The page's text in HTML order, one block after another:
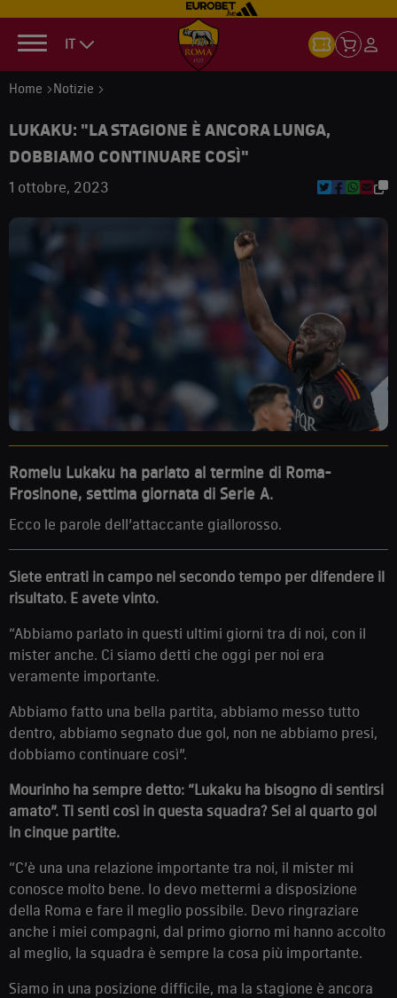
IT
Home Notizie
LUKAKU: "LA STAGIONE È ANCORA LUNGA,
DOBBIAMO CONTINUARE COSÌ"
1 ottobre, 2023
Romelu Lukaku ha parlato al termine di Roma-
Frosinone, settima giornata di Serie A.
Ecco le parole dell’attaccante giallorosso.
Siete entrati in campo nel secondo tempo per difendere il
risultato. E avete vinto.
“Abbiamo parlato in questi ultimi giorni tra di noi, con il
mister anche. Ci siamo detti che oggi per noi era
veramente importante.
Abbiamo fatto una bella partita, abbiamo messo tutto
dentro, abbiamo segnato due gol, non ne abbiamo presi,
dobbiamo continuare così”.
Mourinho ha sempre detto: “Lukaku ha bisogno di sentirsi
amato”. Ti senti così in questa squadra? Sei al quarto gol
in cinque partite.
“C’è una una relazione importante tra noi, il mister mi
conosce molto bene. Io devo mettermi a disposizione
della Roma e fare il meglio possibile. Devo ringraziare
anche i miei compagni, dal primo giorno mi hanno accolto
al meglio, la squadra è sempre la cosa più importante.
Siamo in una posizione difficile, ma la stagione è ancora